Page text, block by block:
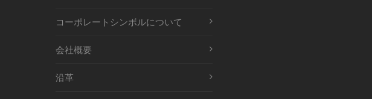
コーポレートシンボルについて
会社概要
沿革